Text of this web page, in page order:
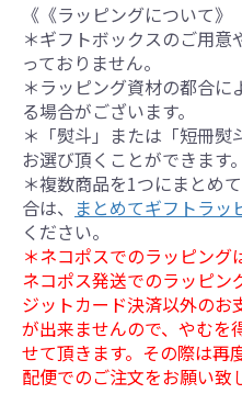
《《ラッピングについて》
＊ギフトボックスのご用
っておりません。
＊ラッピング資材の都合
る場合がございます。
＊「熨斗」または「短冊
お選び頂くことができます。
＊複数商品を1つにまとめ
合は、 まとめてギフトラッ
ください。
＊ネコポスでのラッピング
ネコポス発送でのラッピン
ジットカード決済以外の
が出来ませんので、やむを
せて頂きます。その際は再
配便でのご注文をお願い致